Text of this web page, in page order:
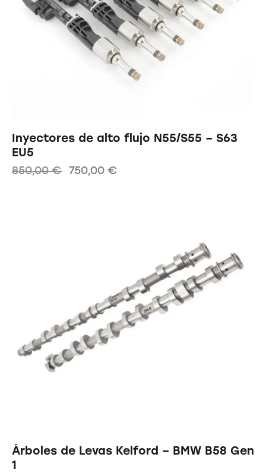
Inyectores de alto flujo N55/S55 – S63
EU5
850,00€ 750,00 €
Árboles de Levas Kelford – BMW B58 Gen
1